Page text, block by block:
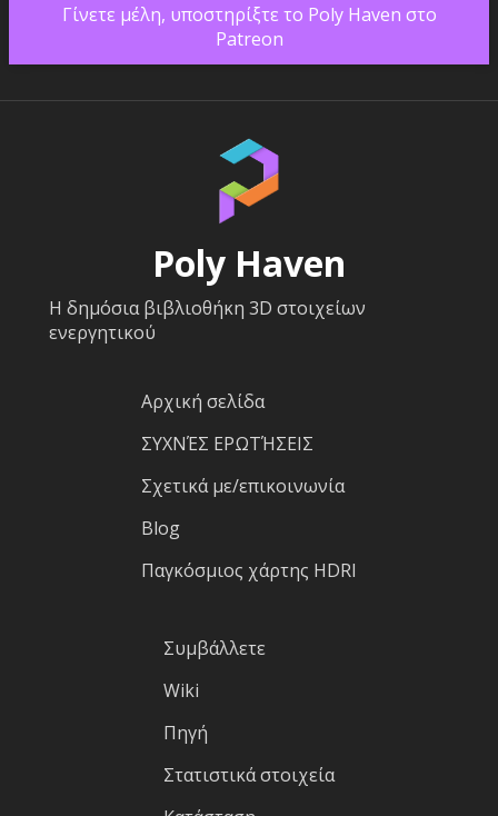
Γίνετε μέλη, υποστηρίξτε το Poly Haven στο
Patreon
Poly Haven
Η δημόσια βιβλιοθήκη 3D στοιχείων
ενεργητικού
Αρχική σελίδα
ΣΥΧΝΈΣ ΕΡΩΤΉΣΕΙΣ
Σχετικά με/επικοινωνία
Blog
Παγκόσμιος χάρτης HDRI
Συμβάλλετε
Wiki
Πηγή
Στατιστικά στοιχεία